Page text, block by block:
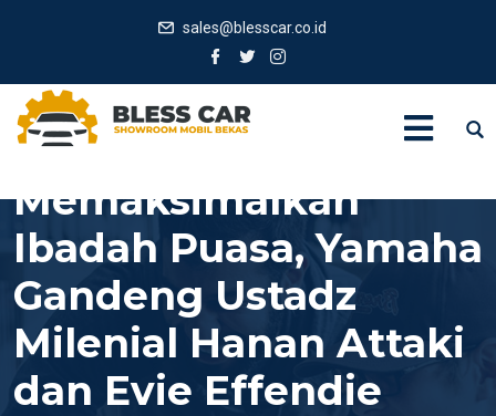
sales@blesscar.co.id
Memaksimalkan
Ibadah Puasa, Yamaha
Gandeng Ustadz
Milenial Hanan Attaki
dan Evie Effendie